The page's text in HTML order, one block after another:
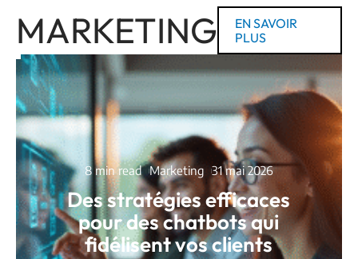
MARKETING
EN SAVOIR
PLUS
8 min read Marketing 31 mai 2026
Des stratégies efficaces
pour des chatbots qui
fidélisent vos clients